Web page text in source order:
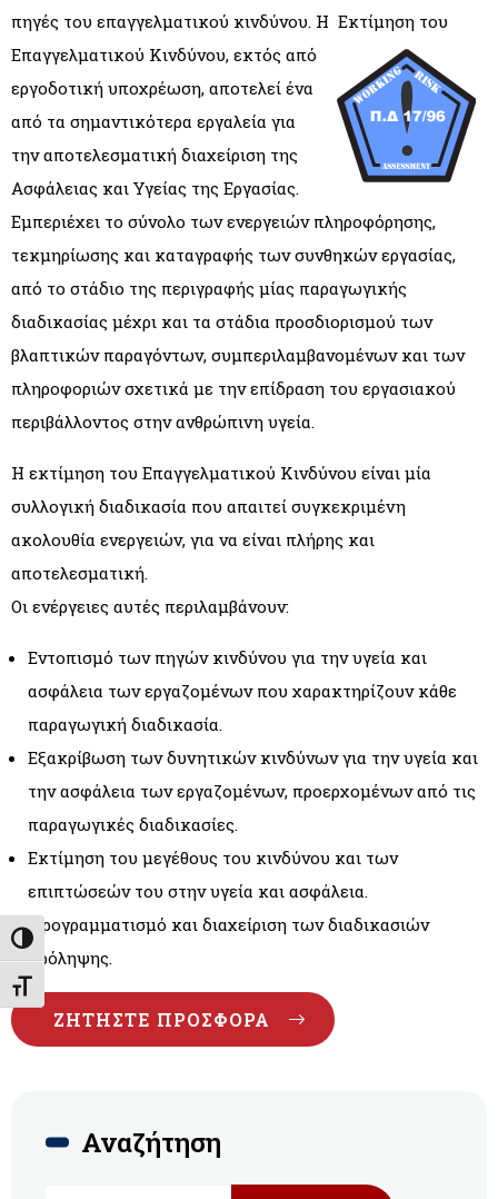
Εναλλαγή Υψηλής Αντίθεσης
Εναλλαγή Μεγέθους Γραμμάτων
πηγές του επαγγελματικού κινδύνου. Η Εκτίμηση του
Επαγγελματικού Κινδύνου, εκτός από
εργοδοτική υποχρέωση, αποτελεί ένα
από τα σημαντικότερα εργαλεία για
την αποτελεσματική διαχείριση της
Ασφάλειας και Υγείας της Εργασίας.
Εμπεριέχει το σύνολο των ενεργειών πληροφόρησης,
τεκμηρίωσης και καταγραφής των συνθηκών εργασίας,
από το στάδιο της περιγραφής μίας παραγωγικής
διαδικασίας μέχρι και τα στάδια προσδιορισμού των
βλαπτικών παραγόντων, συμπεριλαμβανομένων και των
πληροφοριών σχετικά με την επίδραση του εργασιακού
περιβάλλοντος στην ανθρώπινη υγεία.
Η εκτίµηση του Επαγγελµατικού Κινδύνου είναι µία
συλλογική διαδικασία που απαιτεί συγκεκριµένη
ακολουθία ενεργειών, για να είναι πλήρης και
αποτελεσµατική.
Οι ενέργειες αυτές περιλαμβάνουν:
Εντοπισµό των πηγών κινδύνου για την υγεία και
ασφάλεια των εργαζοµένων που χαρακτηρίζουν κάθε
παραγωγική διαδικασία.
Εξακρίβωση των δυνητικών κινδύνων για την υγεία και
την ασφάλεια των εργαζοµένων, προερχοµένων από τις
παραγωγικές διαδικασίες.
Εκτίµηση του µεγέθους του κινδύνου και των
επιπτώσεών του στην υγεία και ασφάλεια.
Προγραµµατισµό και διαχείριση των διαδικασιών
πρόληψης.
ΖΗΤΉΣΤΕ ΠΡΟΣΦΟΡΆ
Αναζήτηση